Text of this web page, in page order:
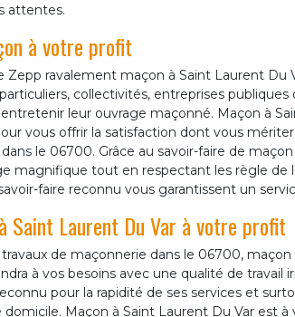
attentes.
à votre profit
Zepp ravalement maçon à Saint Laurent Du
collectivités, entreprises publiques
leur ouvrage maçonné. Maçon à
vous offrir la satisfaction dont vous
le 06700. Grâce au savoir-faire de
magnifique tout en respectant les règle de
faire reconnu vous garantissent un
Saint Laurent Du Var à votre profit
de maçonnerie dans le 06700,
à vos besoins avec une qualité de travail
pour la rapidité de ses services et
domicile. Maçon à Saint Laurent Du Var est